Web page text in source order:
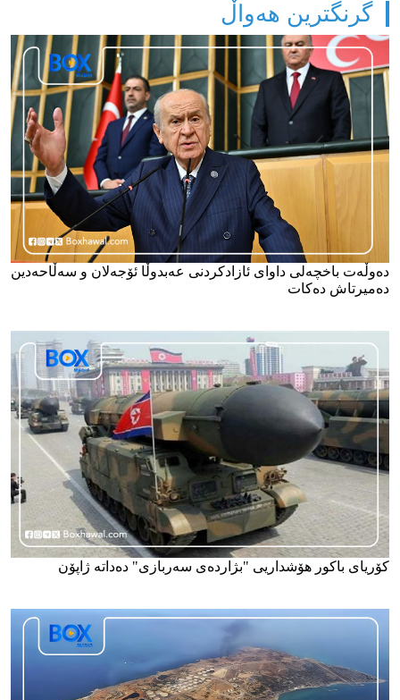
گرنگترین هەواڵ
دەوڵەت باخچەلی داوای ئازادکردنی عەبدوڵا ئۆجەلان و سەڵاحەدین
دەمیرتاش دەکات
کۆریای باکور هۆشداریی "بژاردەی سەربازی" دەداتە ژاپۆن